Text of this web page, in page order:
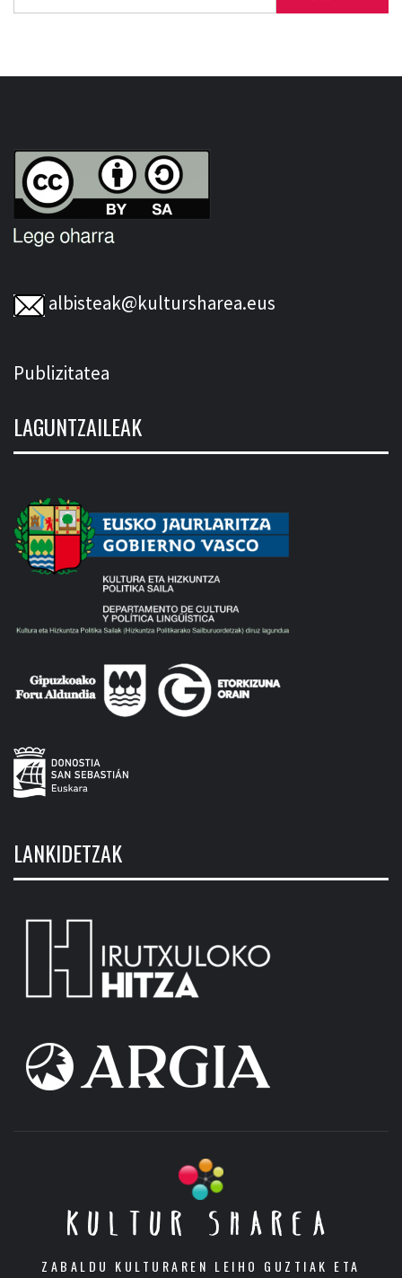
albisteak@kultursharea.eus
Publizitatea
LAGUNTZAILEAK
LANKIDETZAK
KULTUR SHAREA
ZABALDU KULTURAREN LEIHO GUZTIAK ETA